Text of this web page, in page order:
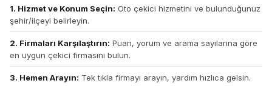
1. Hizmet ve Konum Seçin: Oto çekici hizmetini ve bulunduğunuz
şehir/ilçeyi belirleyin.
2. Firmaları Karşılaştırın: Puan, yorum ve arama sayılarına göre
en uygun çekici firmasını bulun.
3. Hemen Arayın: Tek tıkla firmayı arayın, yardım hızlıca gelsin.